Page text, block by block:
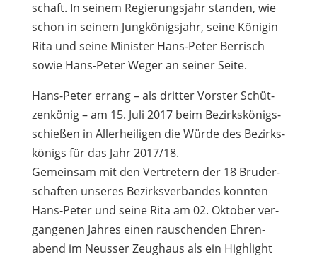
schaft. In sei­nem Regie­rungs­jahr stan­den, wie
schon in sei­nem Jung­kö­nigs­jahr, seine Köni­gin
Rita und seine Minis­ter Hans-Peter Ber­risch
sowie Hans-Peter Weger an sei­ner Seite.
Hans-Peter errang – als drit­ter Vors­ter Schüt­
zen­kö­nig – am 15. Juli 2017 beim Bezirks­kö­nigs­
schie­ßen in Aller­hei­li­gen die Würde des Bezirks­
kö­nigs für das Jahr 2017/18.
Gemein­sam mit den Ver­tre­tern der 18 Bru­der­
schaf­ten unse­res Bezirks­ver­ban­des konn­ten
Hans-Peter und seine Rita am 02. Okto­ber ver­
gan­ge­nen Jah­res einen rau­schen­den Ehren­
abend im Neus­ser Zeug­haus als ein High­light